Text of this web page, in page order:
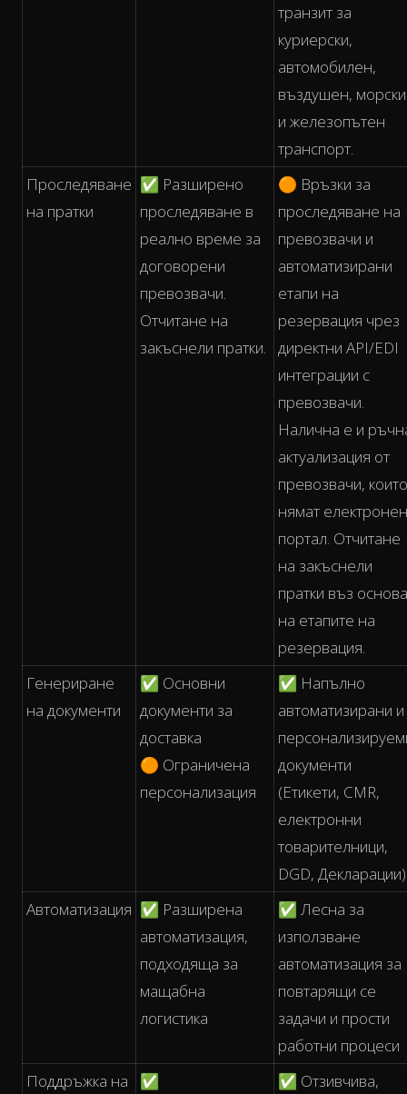
транзит за
куриерски,
автомобилен,
въздушен, морски
и железопътен
транспорт.
Проследяване
на пратки
✅ Разширено
проследяване в
реално време за
договорени
превозвачи.
Отчитане на
закъснели пратки.
🟠 Връзки за
проследяване на
превозвачи и
автоматизирани
етапи на
резервация чрез
директни API/EDI
интеграции с
превозвачи.
Налична е и
актуализация от
превозвачи, които
нямат електронен
портал. Отчитане
на закъснели
пратки въз основа
на етапите на
резервация.
Генериране
на документи
✅ Основни
документи за
доставка
🟠 Ограничена
персонализация
✅ Напълно
автоматизирани и
документи
(Етикети, CMR,
електронни
товарителници,
DGD, Декларации)
Автоматизация ✅ Разширена
автоматизация,
подходяща за
мащабна
логистика
✅ Лесна за
използване
автоматизация за
повтарящи се
задачи и прости
работни процеси
Поддръжка на
✅
✅ Отзивчива,